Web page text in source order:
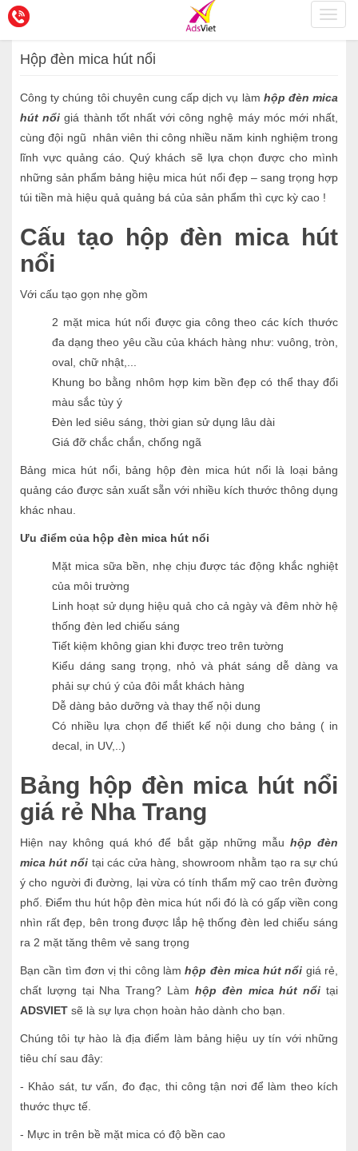
Hộp đèn mica hút nổi
Công ty chúng tôi chuyên cung cấp dịch vụ làm hộp đèn mica
hút nổi giá thành tốt nhất với công nghệ máy móc mới nhất,
cùng đội ngũ nhân viên thi công nhiều năm kinh nghiệm trong
lĩnh vực quảng cáo. Quý khách sẽ lựa chọn được cho mình
những sản phẩm bảng hiệu mica hút nổi đẹp – sang trọng hợp
túi tiền mà hiệu quả quảng bá của sản phẩm thì cực kỳ cao !
Cấu tạo hộp đèn mica hút
nổi
Với cấu tạo gọn nhẹ gồm
2 mặt mica hút nổi được gia công theo các kích thước
đa dạng theo yêu cầu của khách hàng như: vuông, tròn,
oval, chữ nhật,...
Khung bo bằng nhôm hợp kim bền đẹp có thể thay đổi
màu sắc tùy ý
Đèn led siêu sáng, thời gian sử dụng lâu dài
Giá đỡ chắc chắn, chống ngã
Bảng mica hút nổi, bảng hộp đèn mica hút nổi là loại bảng
quảng cáo được sản xuất sẵn với nhiều kích thước thông dụng
khác nhau.
Ưu điểm của hộp đèn mica hút nổi
Mặt mica sữa bền, nhẹ chịu được tác động khắc nghiệt
của môi trường
Linh hoạt sử dụng hiệu quả cho cả ngày và đêm nhờ hệ
thống đèn led chiếu sáng
Tiết kiệm không gian khi được treo trên tường
Kiểu dáng sang trọng, nhỏ và phát sáng dễ dàng va
phải sự chú ý của đôi mắt khách hàng
Dễ dàng bảo dưỡng và thay thế nội dung
Có nhiều lựa chọn để thiết kế nội dung cho bảng ( in
decal, in UV,..)
Bảng hộp đèn mica hút nổi
giá rẻ Nha Trang
Hiện nay không quá khó để bắt gặp những mẫu hộp đèn
mica hút nổi tại các cửa hàng, showroom nhằm tạo ra sự chú
ý cho người đi đường, lại vừa có tính thẩm mỹ cao trên đường
phố. Điểm thu hút hộp đèn mica hút nổi đó là có gấp viền cong
nhìn rất đẹp, bên trong được lắp hệ thống đèn led chiếu sáng
ra 2 mặt tăng thêm vẻ sang trọng
Bạn cần tìm đơn vị thi công làmhộp đèn mica hút nổi giá rẻ,
chất lượng tại Nha Trang? Làm hộp đèn mica hút nổi tại
ADSVIET sẽ là sự lựa chọn hoàn hảo dành cho bạn.
Chúng tôi tự hào là địa điểm làm bảng hiệu uy tín với những
tiêu chí sau đây:
- Khảo sát, tư vấn, đo đạc, thi công tận nơi để làm theo kích
thước thực tế.
- Mực in trên bề mặt mica có độ bền cao